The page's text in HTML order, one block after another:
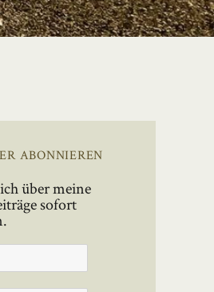
ABONNIEREN
über meine
sofort